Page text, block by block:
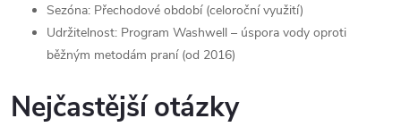
Sezóna: Přechodové období (celoroční využití)
Udržitelnost: Program Washwell – úspora vody oproti
běžným metodám praní (od 2016)
Nejčastější otázky